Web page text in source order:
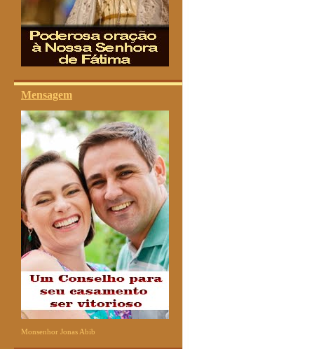
Mensagem
Monsenhor Jonas Abib